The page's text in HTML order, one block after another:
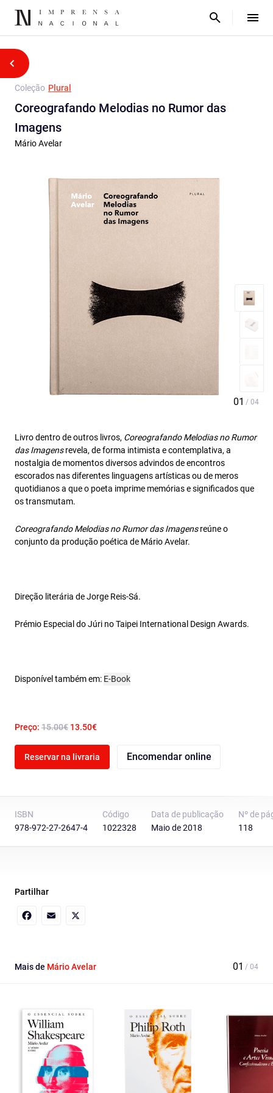
Coleção Plural
Coreografando Melodias no Rumor das
Imagens
Mário Avelar
Livro dentro de outros livros, Coreografando Melodias no Rumor
das Imagensrevela, de forma intimista e contemplativa, a
nostalgia de momentos diversos advindos de encontros
escorados nas diferentes linguagens artísticas ou de meros
quotidianos a que o poeta imprime memórias e significados que
os transmutam.
Coreografando Melodias no Rumor das Imagensreúne o
conjunto da produção poética de Mário Avelar.
Direção literária de Jorge Reis-Sá.
Prémio Especial do Júri no Taipei International Design Awards.
Disponível também em: E-Book
Preço: 15.00€ 13.50€
Reservar na livraria Encomendar online
ISBN
978-972-27-2647-4
Código
1022328
Data de publicação
Maio de 2018
Nº de
118
Partilhar
Mais de Mário Avelar